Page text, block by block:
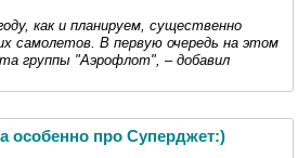
как и планируем, существенно
самолетов. В первую очередь на этом
группы "Аэрофлот", – добавил
особенно про Суперджет:)